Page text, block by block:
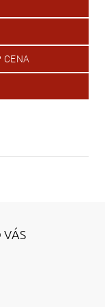
CENA
VÁS